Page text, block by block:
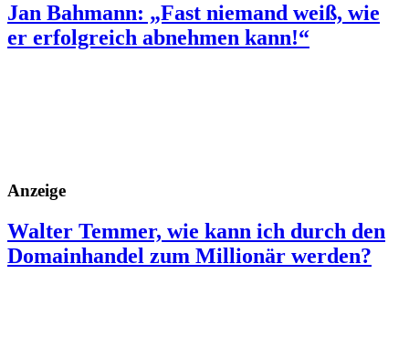
Jan Bahmann: „Fast niemand weiß, wie
er erfolgreich abnehmen kann!“
Anzeige
Walter Temmer, wie kann ich durch den
Domainhandel zum Millionär werden?